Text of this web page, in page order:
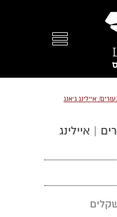
איילינג ג׳אנג
| איילינג